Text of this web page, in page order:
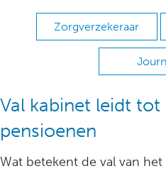
Zorgverzekeraar
Val kabinet leidt
pensioenen
Wat betekent de val van